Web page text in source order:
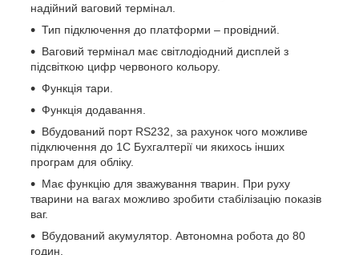
надійний ваговий термінал.
Тип підключення до платформи – провідний.
Ваговий термінал має світлодіодний дисплей з
підсвіткою цифр червоного кольору.
Функція тари.
Функція додавання.
Вбудований порт RS232, за рахунок чого можливе
підключення до 1С Бухгалтерії чи якихось інших
програм для обліку.
Має функцію для зважування тварин. При руху
тварини на вагах можливо зробити стабілізацію показів
ваг.
Вбудований акумулятор. Автономна робота до 80
годин.